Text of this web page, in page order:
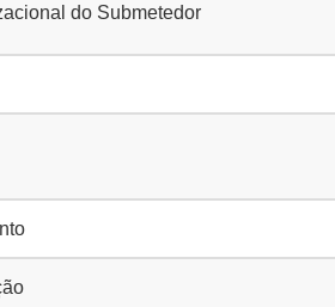
do Submetedor